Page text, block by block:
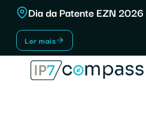
Saltar
para
conteúdo
Dia da Patente EZN 2026
Ler mais